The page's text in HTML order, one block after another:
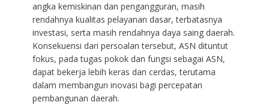
angka kemiskinan dan pengangguran, masih
rendahnya kualitas pelayanan dasar, terbatasnya
investasi, serta masih rendahnya daya saing daerah.
Konsekuensi dari persoalan tersebut, ASN dituntut
fokus, pada tugas pokok dan fungsi sebagai ASN,
dapat bekerja lebih keras dan cerdas, terutama
dalam membangun inovasi bagi percepatan
pembangunan daerah.